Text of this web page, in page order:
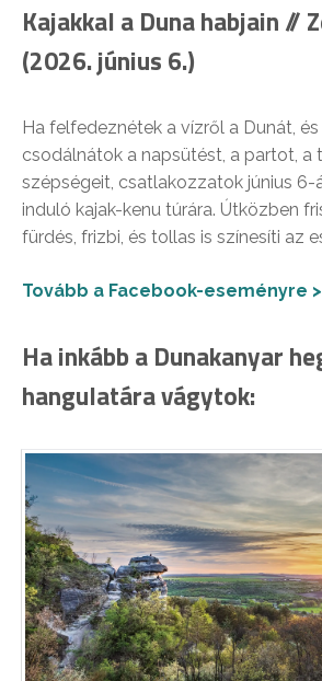
Kajakkal a Duna habjain //
(2026. június 6.)
Ha felfedeznétek a vízről a Dunát,
csodálnátok a napsütést, a partot, a
szépségeit, csatlakozzatok június 6-
induló kajak-kenu túrára. Útközben
fürdés, frizbi, és tollas is színesíti az
Tovább a Facebook-eseményre
Ha inkább a Dunakanyar
hangulatára vágytok: